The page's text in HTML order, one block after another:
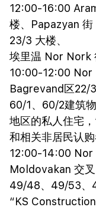
12:00-16:00
楼、Papazyan
23/3 大楼、
埃里温 Nor Nork
10:00-12:00 Nor
Bagrevand区22/
60/1、60/2建筑
地区的私人住宅
和相关非居民认购
12:00-14:00 Nor
Moldovakan 交
49/48、49/53、
“KS